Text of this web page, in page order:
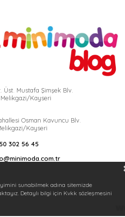
Üst. Mustafa Şimşek Blv.
Kayseri
Osman Kavuncu Blv.
Kayseri
302 56 45
sunabilmek adına sitemizde
Detaylı bilgi için Kvkk sözleşmesini